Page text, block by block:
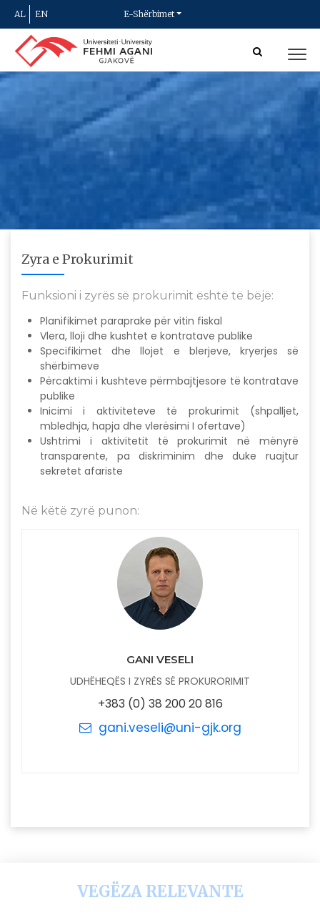
AL EN E-Shërbimet
Zyra e Prokurimit
Funksioni i zyrës së prokurimit është të bëjë:
Planifikimet paraprake për vitin fiskal
Vlera, lloji dhe kushtet e kontratave publike
Specifikimet dhe llojet e blerjeve, kryerjes së
shërbimeve
Përcaktimi i kushteve përmbajtjesore të kontratave
publike
Inicimi i aktiviteteve të prokurimit (shpalljet,
mbledhja, hapja dhe vlerësimi I ofertave)
Ushtrimi i aktivitetit të prokurimit në mënyrë
transparente, pa diskriminim dhe duke ruajtur
sekretet afariste
Në këtë zyrë punon:
GANI VESELI
UDHËHEQËS I ZYRËS SË PROKURORIMIT
+383 (0) 38 200 20 816
gani.veseli@uni-gjk.org
VEGËZA RELEVANTE